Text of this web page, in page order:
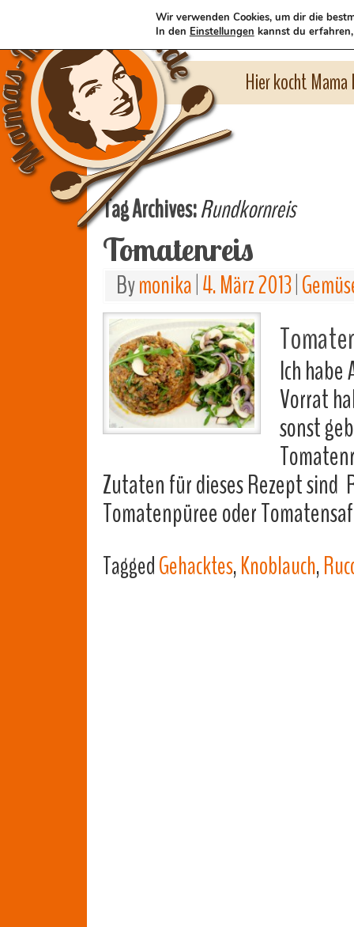
Hier kocht
Tag Archives:Rundkornreis
Tomatenreis
Bymonika 4. März 2013
Ich
Vorrat
sonst
Zutaten für dieses Rezept sind
Tomatenpüree oder
TaggedGehacktes,Knoblauch,
Wir verwenden Cookies, um dir die
In den Einstellungen kannst du